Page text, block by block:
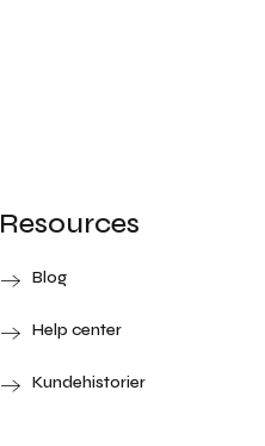
Resources
Blog
Help center
Kundehistorier